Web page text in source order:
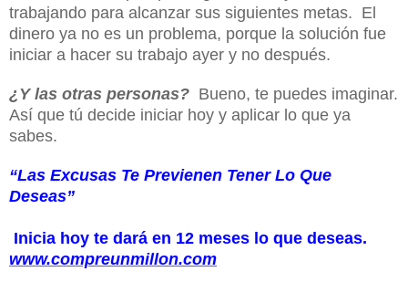
trabajando para alcanzar sus siguientes metas. El
dinero ya no es un problema, porque la solución fue
iniciar a hacer su trabajo ayer y no después.
¿Y las otras personas? Bueno, te puedes imaginar.
Así que tú decide iniciar hoy y aplicar lo que ya
sabes.
“Las Excusas Te Previenen Tener Lo Que
Deseas”
Inicia hoy te dará en 12 meses lo que deseas.
www.compreunmillon.com